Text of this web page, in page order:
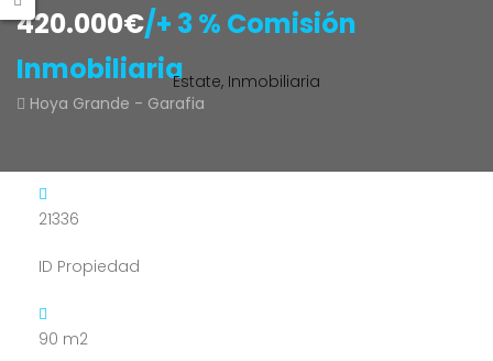
420.000€/+ 3 % Comisión
Inmobiliaria
Hoya Grande - Garafia
21336
ID Propiedad
90 m2